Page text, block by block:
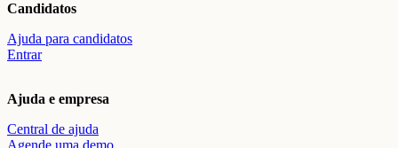
Candidatos
Ajuda para candidatos
Entrar
Ajuda e empresa
Central de ajuda
Agende uma demo